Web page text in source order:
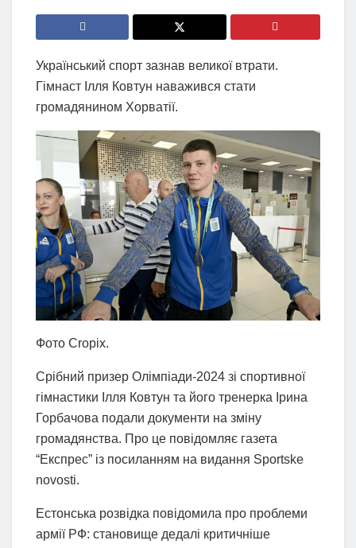
Український спорт зазнав великої втрати.
Гімнаст Ілля Ковтун наважився стати
громадянином Хорватії.
Фото Cropix.
Срібний призер Олімпіади-2024 зі спортивної
гімнастики Ілля Ковтун та його тренерка Ірина
Горбачова подали документи на зміну
громадянства. Про це повідомляє газета
“Експрес” із посиланням на видання Sportske
novosti.
Естонська розвідка повідомила про проблеми
армії РФ: становище дедалі критичніше